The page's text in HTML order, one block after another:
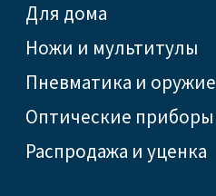
Для дома
Ножи и мультитулы
Пневматика и оружие
Оптические приборы
Распродажа и уценка